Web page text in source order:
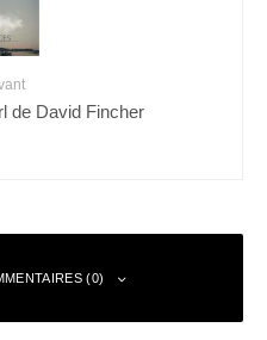
de David Fincher
(0)